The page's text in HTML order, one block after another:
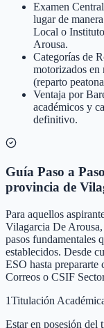
Examen
lugar de
Local o
Arousa.
Categorías de
motorizados en
(reparto
Ventaja por
académicos y
definitivo.
Guía Paso a
provincia de
Para aquellos
Vilagarcia De
pasos fundamentales
establecidos. Desde
ESO hasta prepararte
Correos o CSIF
1Titulación
Estar en posesión del